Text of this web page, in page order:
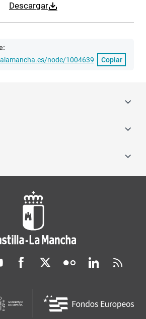
Descargar
node/1004639
Copiar
JCCM